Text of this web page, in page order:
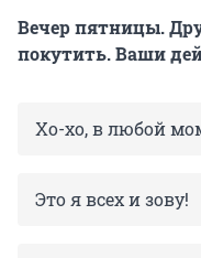
Вечер пятницы.
покутить. Ваши
Хо-хо, в любой
Это я всех и зову!